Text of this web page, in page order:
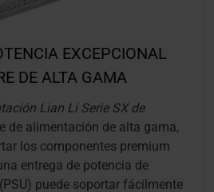
EXCEPCIONAL
DE ALTA GAMA
Lian Li Serie SX de
de alimentación de alta gama,
los componentes premium
entrega de potencia de
puede soportar fácilmente